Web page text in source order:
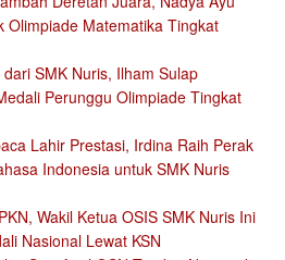
Olimpiade Matematika Tingkat
SMK Nuris, Ilham Sulap
Perunggu Olimpiade Tingkat
Lahir Prestasi, Irdina Raih Perak
Indonesia untuk SMK Nuris
Wakil Ketua OSIS SMK Nuris Ini
Nasional Lewat KSN